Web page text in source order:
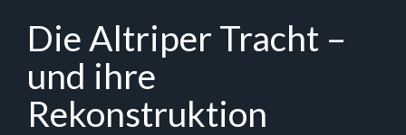
Hauptinhalt
springen
Die Altriper Tracht –
und ihre
Rekonstruktion